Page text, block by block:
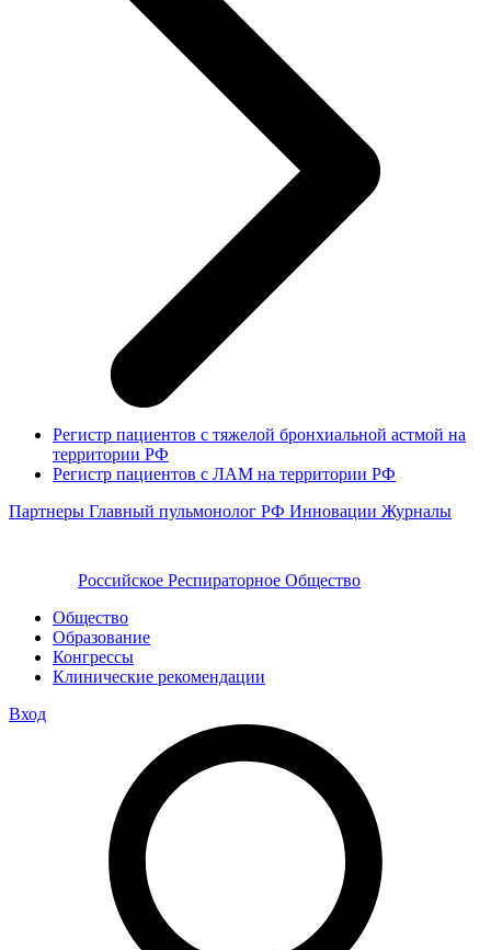
Регистр пациентов с тяжелой бронхиальной астмой на
территории РФ
Регистр пациентов с ЛАМ на территории РФ
Партнеры Главный пульмонолог РФ Инновации Журналы
Российское Респираторное Общество
Общество
Образование
Конгрессы
Клинические рекомендации
Вход